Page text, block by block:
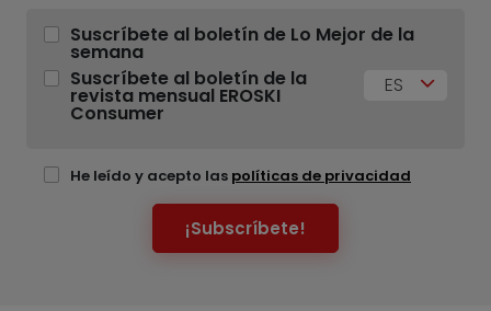
Suscríbete al boletín de Lo Mejor de la
semana
Suscríbete al boletín de la
revista mensual EROSKI
Consumer
ES
He leído y acepto las políticas de privacidad
¡Subscríbete!